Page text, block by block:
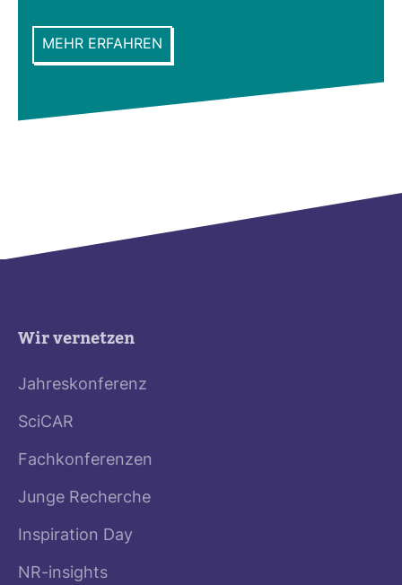
MEHR ERFAHREN
Wir vernetzen
Jahreskonferenz
SciCAR
Fachkonferenzen
Junge Recherche
Inspiration Day
NR-insights